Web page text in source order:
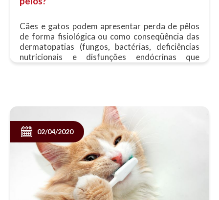
Cães e gatos podem apresentar perda de pêlos
de forma fisiológica ou como conseqüência das
dermatopatias (fungos, bactérias, deficiências
nutricionais e disfunções endócrinas que
02/04/2020